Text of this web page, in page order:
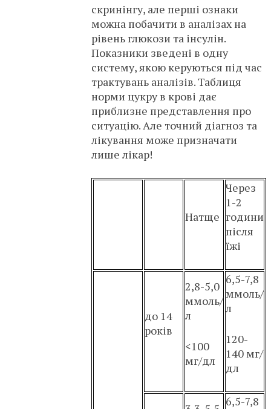
скринінгу, але перші ознаки
можна побачити в аналізах на
рівень глюкози та інсулін.
Показники зведені в одну
систему, якою керуються під час
трактувань аналізів. Таблиця
норми цукру в крові дає
приблизне представлення про
ситуацію. Але точний діагноз та
лікування може призначати
лише лікар!
Натще
Через
1-2
години
після
їжі
до 14
років
2,8-5,0
ммоль/
л
<100
мг/дл
6,5-7,8
ммоль/
л
120-
140 мг/
дл
6,5-7,8